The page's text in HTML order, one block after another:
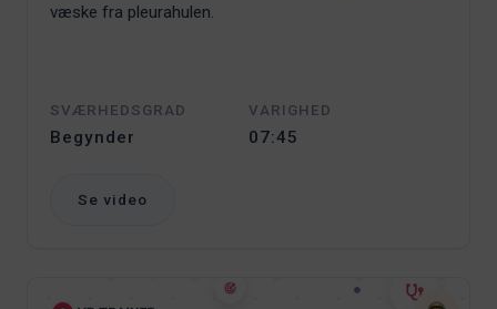
væske fra pleurahulen.
SVÆRHEDSGRAD
Begynder
VARIGHED
07:45
Se video